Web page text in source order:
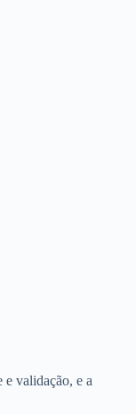
e validação, e a